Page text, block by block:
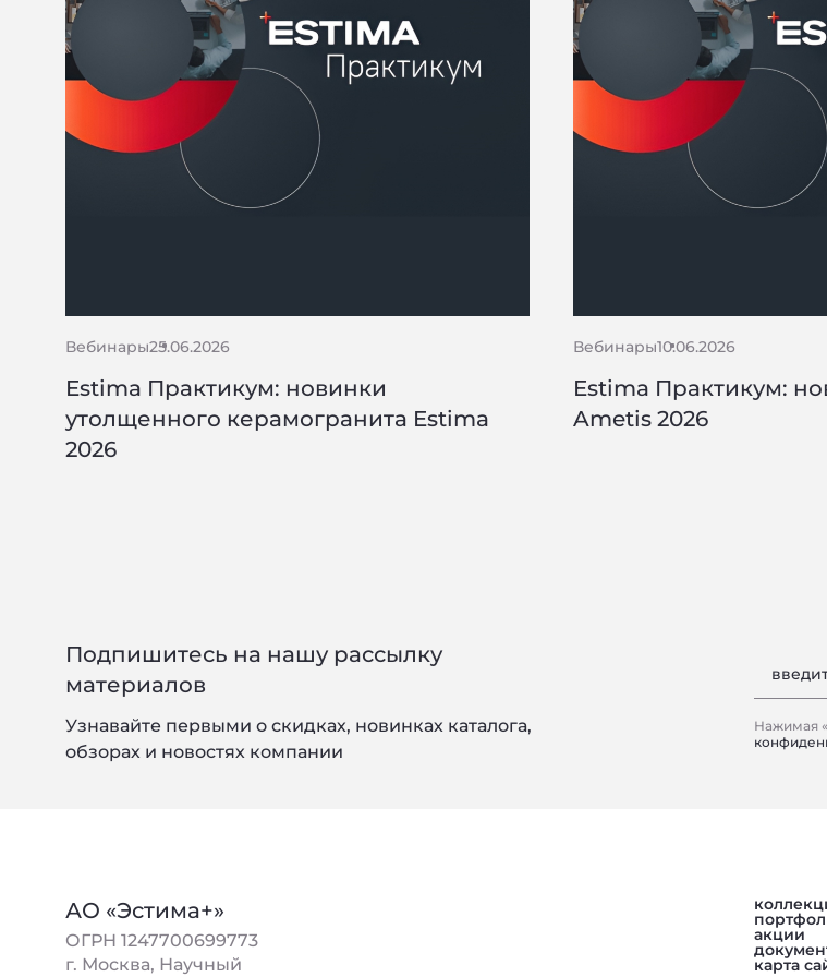
Вебинары25.06.2026
Estima Практикум: новинки
утолщенного керамогранита Estima
2026
Вебинары10.06.2026
Estima Практикум:
Ametis 2026
Подпишитесь на нашу рассылку
материалов
Узнавайте первыми о скидках, новинках каталога,
обзорах и новостях компании
Нажимая
АО «Эстима+»
ОГРН 1247700699773
г. Москва, Научный
акции
карта